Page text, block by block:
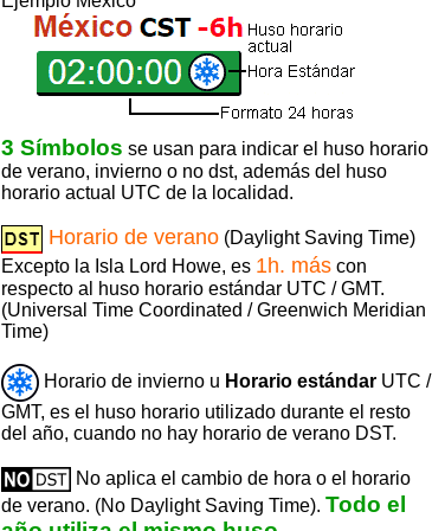
3 Símbolos se usan para indicar el huso horario
de verano, invierno o no dst, además del huso
horario actual UTC de la localidad.
Horario de verano (Daylight Saving Time)
Excepto la Isla Lord Howe, es 1h. más con
respecto al huso horario estándar UTC / GMT.
(Universal Time Coordinated / Greenwich Meridian
Time)
Horario de invierno u Horario estándar UTC /
GMT, es el huso horario utilizado durante el resto
del año, cuando no hay horario de verano DST.
No aplica el cambio de hora o el horario
de verano. (No Daylight Saving Time). Todo el